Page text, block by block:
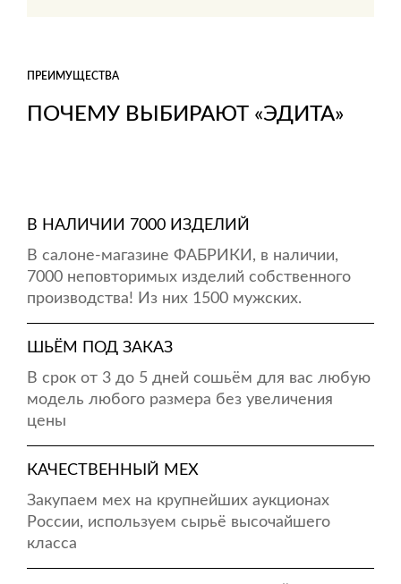
ПОЧЕМУ ВЫБИРАЮТ «ЭДИТА»
ПРЕИМУЩЕСТВА
В НАЛИЧИИ 7000 ИЗДЕЛИЙ
В салоне-магазине ФАБРИКИ, в наличии,
7000 неповторимых изделий собственного
производства! Из них 1500 мужских.
ШЬЁМ ПОД ЗАКАЗ
В срок от 3 до 5 дней сошьём для вас любую
модель любого размера без увеличения
цены
КАЧЕСТВЕННЫЙ МЕХ
Закупаем мех на крупнейших аукционах
России, используем сырьё высочайшего
класса